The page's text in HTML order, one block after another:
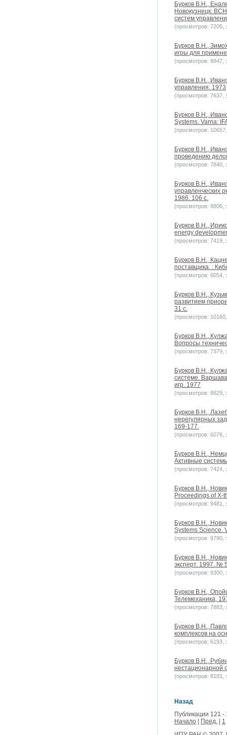
Бурков B.H.,
Новокузнецк:
систем
(просмотров: 7205,
Бурков B.H.,
игры для
(просмотров: 8847,
Бурков B.H.,
управления. 1973
(просмотров: 7637,
Бурков B.H.,
Systems. Varna:
(просмотров:
Бурков B.H.,
проведению
(просмотров: 7840,
Бурков B.H.,
управленческих
1986. 106 с.
(просмотров: 8806,
Бурков B.H.,
energy
(просмотров: 7419,
Бурков B.H.,
поставщика. :
(просмотров: 6054,
Бурков B.H.,
развитием
31 с.
(просмотров:
Бурков B.H.,
Вопросы
(просмотров: 7379,
Бурков B.H.,
системе.
игр. 1977
(просмотров: 8829,
Бурков B.H.,
нерегулярных
169-177.
(просмотров: 6076,
Бурков B.H.,
Активные
(просмотров: 7424,
Бурков B.H.,
Proceedings of X-
(просмотров: 9481,
Бурков B.H.,
Systems Science.
(просмотров: 9790,
Бурков B.H.,
эксперт. 1997. №
(просмотров: 9300,
Бурков B.H.,
Телемеханика,
(просмотров: 7883,
Бурков B.H.,
комплексов на
(просмотров: 6193,
Бурков B.H.,
нестационарной
(просмотров: 8181,
Назад
Публикации 121 -
Начало
Пред.
1